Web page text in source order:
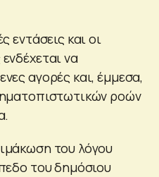
εντάσεις και οι
να
αγορές και, έμμεσα,
ροών
του λόγου
του δημόσιου